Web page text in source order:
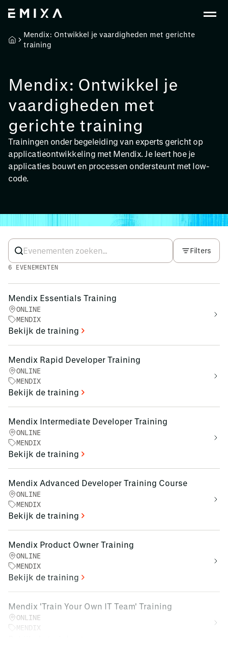
Mendix: Ontwikkel je vaardigheden met gerichte
training
Mendix: Ontwikkel je
vaardigheden met
gerichte training
Trainingen onder begeleiding van experts gericht op
applicatieontwikkeling met Mendix. Je leert hoe je
applicaties bouwt en processen ondersteunt met low-
code.
Filters
6 EVENEMENTEN
Mendix Essentials Training
ONLINE
MENDIX
Bekijk de training
Mendix Rapid Developer Training
ONLINE
MENDIX
Bekijk de training
Mendix Intermediate Developer Training
ONLINE
MENDIX
Bekijk de training
Mendix Advanced Developer Training Course
ONLINE
MENDIX
Bekijk de training
Mendix Product Owner Training
ONLINE
MENDIX
Bekijk de training
Mendix 'Train Your Own IT Team' Training
ONLINE
MENDIX